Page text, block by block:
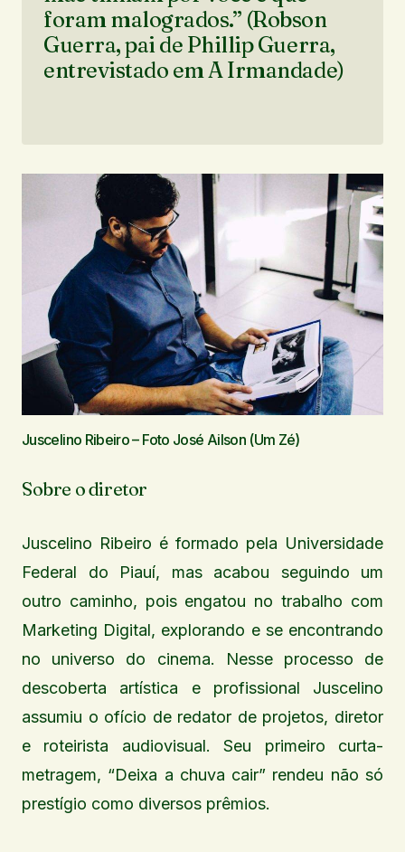
foram malogrados.” (Robson
Guerra, pai de Phillip Guerra,
entrevistado em A Irmandade)
Juscelino Ribeiro – Foto José Ailson (Um Zé)
Sobre o diretor
Juscelino Ribeiro é formado pela Universidade
Federal do Piauí, mas acabou seguindo um
outro caminho, pois engatou no trabalho com
Marketing Digital, explorando e se encontrando
no universo do cinema. Nesse processo de
descoberta artística e profissional Juscelino
assumiu o ofício de redator de projetos, diretor
e roteirista audiovisual. Seu primeiro curta-
metragem, “Deixa a chuva cair” rendeu não só
prestígio como diversos prêmios.